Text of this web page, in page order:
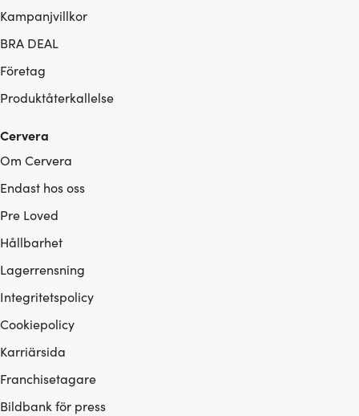
Kampanjvillkor
BRA DEAL
Företag
Produktåterkallelse
Cervera
Om Cervera
Endast hos oss
Pre Loved
Hållbarhet
Lagerrensning
Integritetspolicy
Cookiepolicy
Karriärsida
Franchisetagare
Bildbank för press